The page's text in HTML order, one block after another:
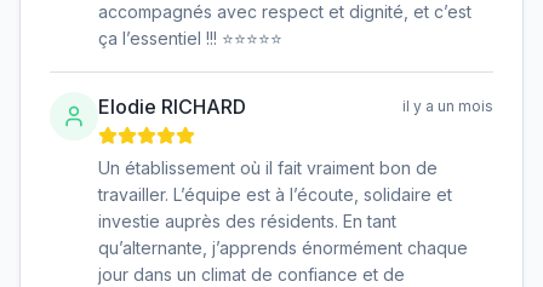
accompagnés avec respect et dignité, et c’est
ça l’essentiel !!! ⭐⭐⭐⭐⭐
Elodie RICHARD il y a un mois
Un établissement où il fait vraiment bon de
travailler. L’équipe est à l’écoute, solidaire et
investie auprès des résidents. En tant
qu’alternante, j’apprends énormément chaque
jour dans un climat de confiance et de